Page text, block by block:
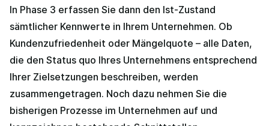
In Phase 3 erfassen Sie dann den Ist-Zustand
sämtlicher Kennwerte in Ihrem Unternehmen. Ob
Kundenzufriedenheit oder Mängelquote – alle Daten,
die den Status quo Ihres Unternehmens entsprechend
Ihrer Zielsetzungen beschreiben, werden
zusammengetragen. Noch dazu nehmen Sie die
bisherigen Prozesse im Unternehmen auf und